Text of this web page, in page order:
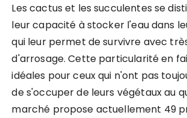
Les cactus et les succulentes se
leur capacité à stocker l'eau dans
qui leur permet de survivre avec
d'arrosage. Cette particularité en
idéales pour ceux qui n'ont pas
de s'occuper de leurs végétaux au
marché propose actuellement 49